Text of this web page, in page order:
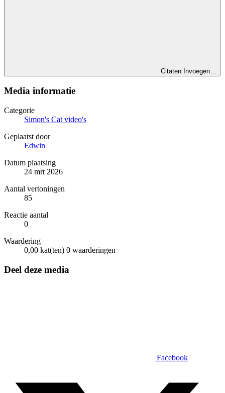
Citaten Invoegen…
Media informatie
Categorie
Simon's Cat video's
Geplaatst door
Edwin
Datum plaatsing
24 mrt 2026
Aantal vertoningen
85
Reactie aantal
0
Waardering
0,00 kat(ten) 0 waarderingen
Deel deze media
Facebook